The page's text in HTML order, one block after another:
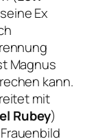
Ex
Magnus
kann.
mit
Rubey)